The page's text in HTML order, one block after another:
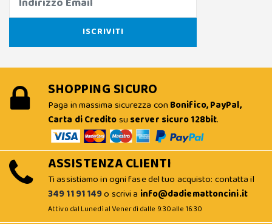
SHOPPING SICURO
Paga in massima sicurezza con Bonifico, PayPal,
Carta di Creditosu server sicuro 128bit.
ASSISTENZA CLIENTI
Ti assistiamo in ogni fase del tuo acquisto: contatta il
349 11 91 149o scrivi a info@dadiemattoncini.it
Attivo dal Lunedì al Venerdì dalle 9:30 alle 16:30